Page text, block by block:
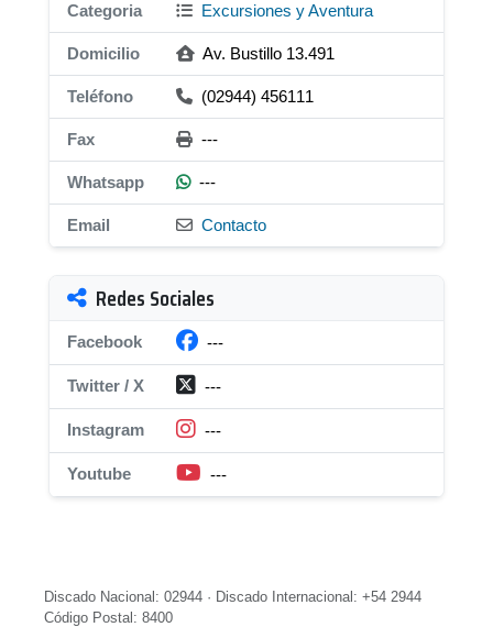
Categoria Excursiones y Aventura
Domicilio Av. Bustillo 13.491
Teléfono (02944) 456111
Fax ---
Whatsapp ---
Email Contacto
Redes Sociales
Facebook ---
Twitter / X ---
Instagram ---
Youtube ---
Discado Nacional: 02944 · Discado Internacional: +54 2944
Código Postal: 8400